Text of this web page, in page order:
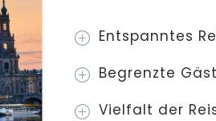
Entspanntes
Begrenzte
Vielfalt der